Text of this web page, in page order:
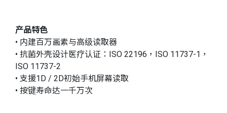
产品特色
• 内建百万画素与高级读取器
• 抗菌外壳设计医疗认证：ISO 22196，ISO 11737-1，
ISO 11737-2
• 支援1D / 2D初始手机屏幕读取
• 按键寿命达一千万次